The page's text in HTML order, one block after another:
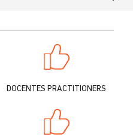
DOCENTES PRACTITIONERS